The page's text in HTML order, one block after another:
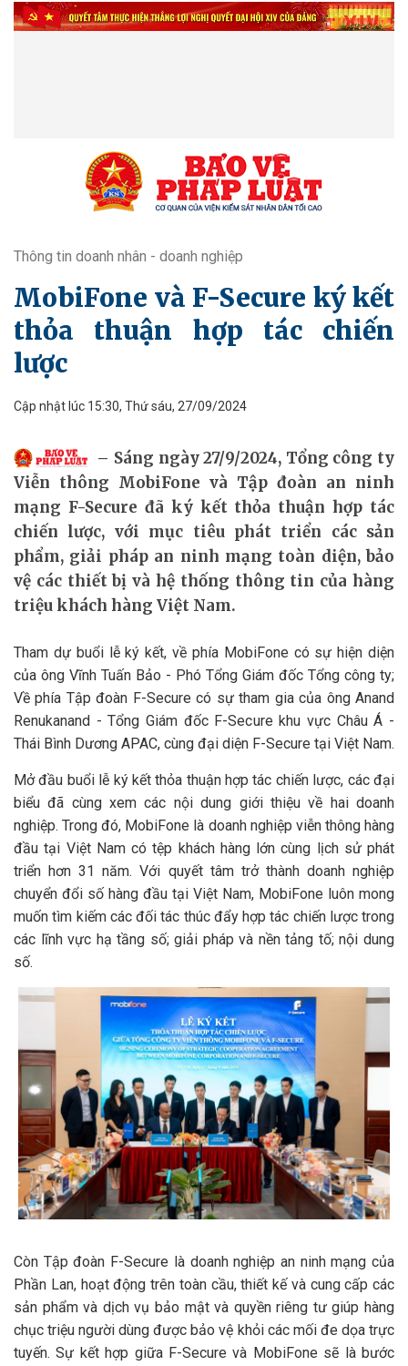
Thông tin doanh nhân - doanh nghiệp
MobiFone và F-Secure ký kết
thỏa thuận hợp tác chiến
lược
Cập nhật lúc 15:30, Thứ sáu, 27/09/2024
Sáng ngày 27/9/2024, Tổng công ty
Viễn thông MobiFone và Tập đoàn an ninh
mạng F-Secure đã ký kết thỏa thuận hợp tác
chiến lược, với mục tiêu phát triển các sản
phẩm, giải pháp an ninh mạng toàn diện, bảo
vệ các thiết bị và hệ thống thông tin của hàng
triệu khách hàng Việt Nam.
Tham dự buổi lễ ký kết, về phía MobiFone có sự hiện diện
của ông Vĩnh Tuấn Bảo - Phó Tổng Giám đốc Tổng công ty;
Về phía Tập đoàn F-Secure có sự tham gia của ông Anand
Renukanand - Tổng Giám đốc F-Secure khu vực Châu Á -
Thái Bình Dương APAC, cùng đại diện F-Secure tại Việt Nam.
Mở đầu buổi lễ ký kết thỏa thuận hợp tác chiến lược, các đại
biểu đã cùng xem các nội dung giới thiệu về hai doanh
nghiệp. Trong đó, MobiFone là doanh nghiệp viễn thông hàng
đầu tại Việt Nam có tệp khách hàng lớn cùng lịch sử phát
triển hơn 31 năm. Với quyết tâm trở thành doanh nghiệp
chuyển đổi số hàng đầu tại Việt Nam, MobiFone luôn mong
muốn tìm kiếm các đối tác thúc đẩy hợp tác chiến lược trong
các lĩnh vực hạ tầng số; giải pháp và nền tảng tố; nội dung
số.
Còn Tập đoàn F-Secure là doanh nghiệp an ninh mạng của
Phần Lan, hoạt động trên toàn cầu, thiết kế và cung cấp các
sản phẩm và dịch vụ bảo mật và quyền riêng tư giúp hàng
chục triệu người dùng được bảo vệ khỏi các mối đe dọa trực
tuyến. Sự kết hợp giữa F-Secure và MobiFone sẽ là bước